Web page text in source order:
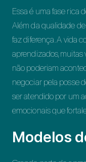
Essa é uma fase rica
Além da qualidade
faz diferença. A vida
aprendizados, muitas
não poderiam
negociar pela posse
ser atendido por um
emocionais que
Modelos